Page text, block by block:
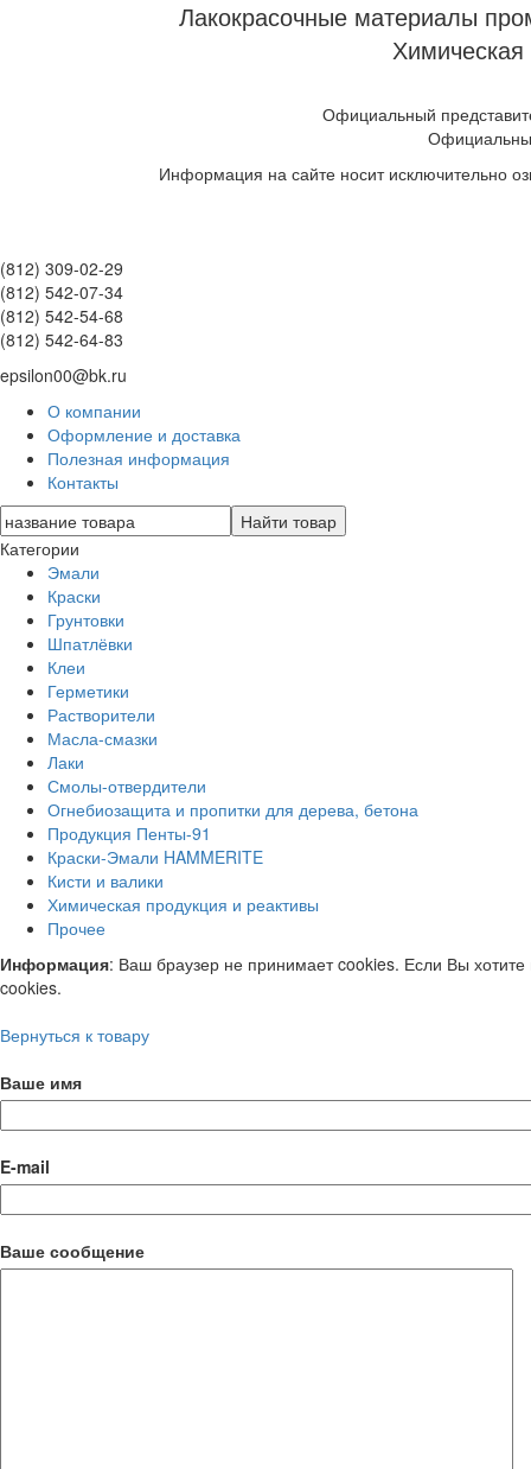
Лакокрасочные материалы
Официальный
Информация на сайте носит исключительно
(812) 309-02-29
(812) 542-07-34
(812) 542-54-68
(812) 542-64-83
epsilon00@bk.ru
О компании
Оформление и доставка
Полезная информация
Контакты
Категории
Эмали
Краски
Грунтовки
Шпатлёвки
Клеи
Герметики
Растворители
Масла-смазки
Лаки
Смолы-отвердители
Огнебиозащита и пропитки для дерева, бетона
Продукция Пенты-91
Краски-Эмали HAMMERITE
Кисти и валики
Химическая продукция и реактивы
Прочее
Информация: Ваш браузер не принимает cookies. Если Вы
cookies.
Вернуться к товару
Ваше имя
E-mail
Ваше сообщение